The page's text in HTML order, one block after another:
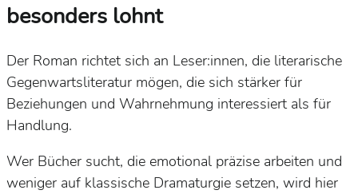
besonders lohnt
Der Roman richtet sich an Leser:innen, die literarische
Gegenwartsliteratur mögen, die sich stärker für
Beziehungen und Wahrnehmung interessiert als für
Handlung.
Wer Bücher sucht, die emotional präzise arbeiten und
weniger auf klassische Dramaturgie setzen, wird hier